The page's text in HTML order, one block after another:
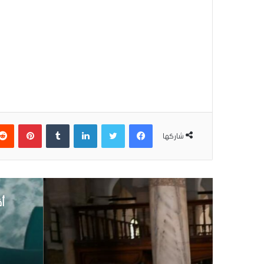
شاركها
فيسبوكتويتر لينكدإن